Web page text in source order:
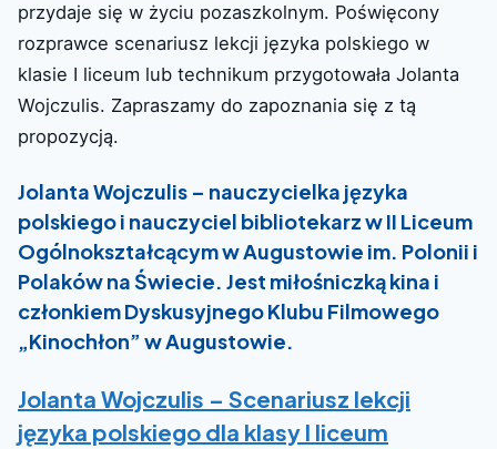
przydaje się w życiu pozaszkolnym. Poświęcony
rozprawce scenariusz lekcji języka polskiego w
klasie I liceum lub technikum przygotowała Jolanta
Wojczulis. Zapraszamy do zapoznania się z tą
propozycją.
Jolanta Wojczulis – nauczycielka języka
polskiego i nauczyciel bibliotekarz w II Liceum
Ogólnokształcącym w Augustowie im. Polonii i
Polaków na Świecie. Jest miłośniczką kina i
członkiem Dyskusyjnego Klubu Filmowego
„Kinochłon” w Augustowie.
Jolanta Wojczulis – Scenariusz lekcji
języka polskiego dla klasy I liceum